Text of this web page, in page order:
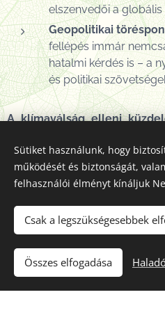
elszenvedői a
Geopolitikai
fellépés immár
hatalmi kérdés is – a
és politikai
A klímaválság elleni
elnökség alatt elfogadott
egyszerre jelzi a globális
klímapolitika új korszakát.
Sütiket használunk, hogy
működését és biztonságát,
felhasználói élményt kínáljuk
Csak a legszükségesebbek
Összes elfogadása